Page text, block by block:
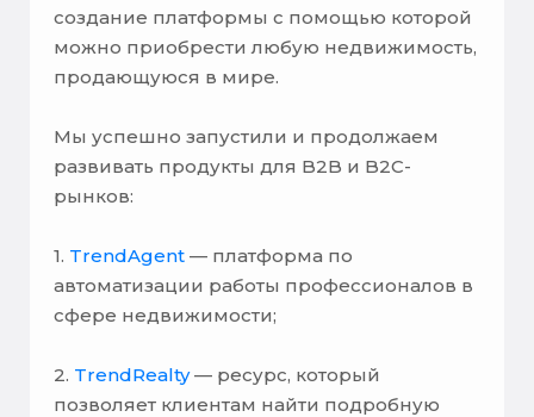
создание платформы с помощью которой
можно приобрести любую недвижимость,
продающуюся в мире.
Мы успешно запустили и продолжаем
развивать продукты для B2B и B2C-
рынков:
1. TrendAgent — платформа по
автоматизации работы профессионалов в
сфере недвижимости;
2. TrendRealty— ресурс, который
позволяет клиентам найти подробную